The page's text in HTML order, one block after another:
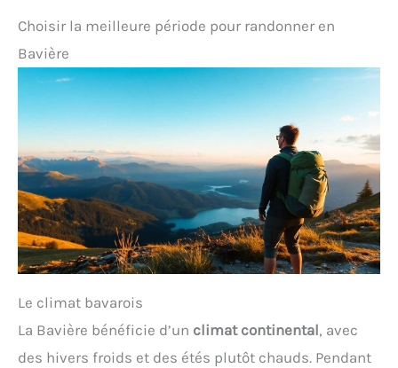
Choisir la meilleure période pour randonner en
Bavière
Le climat bavarois
La Bavière bénéficie d’un climat continental, avec
des hivers froids et des étés plutôt chauds. Pendant